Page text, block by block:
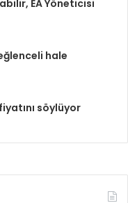
EA Yöneticisi
hale
söylüyor